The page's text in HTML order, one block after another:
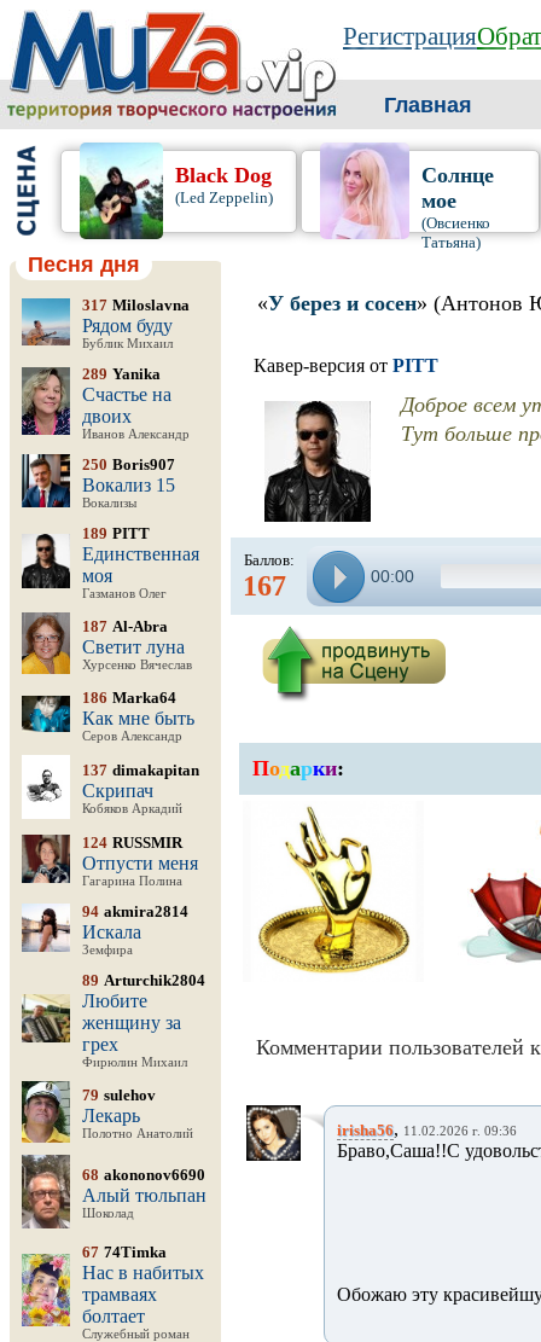
Регистрация
Главная
Black Dog
(Led Zeppelin)
Солнце
мое
(Овсиенко
Татьяна)
Песня дня
317 Miloslavna
Рядом буду
Бублик Михаил
289 Yanika
Счастье на
двоих
Иванов Александр
250 Boris907
Вокализ 15
Вокализы
189 PITT
Единственная
моя
Газманов Олег
187 Al-Abra
Светит луна
Хурсенко Вячеслав
186 Marka64
Как мне быть
Серов Александр
137 dimakapitan
Скрипач
Кобяков Аркадий
124 RUSSMIR
Отпусти меня
Гагарина Полина
94 akmira2814
Искала
Земфира
89 Arturchik2804
Любите
женщину за
грех
Фирюлин Михаил
79 sulehov
Лекарь
Полотно Анатолий
68 akononov6690
Алый тюльпан
Шоколад
67 74Timka
Нас в набитых
трамваях
болтает
Служебный роман
«У берез и сосен» (Антонов
Кавер-версия от PITT
Доброе всем
Тут больше
Баллов:
167 00:00
Подарки:
Комментарии пользователей
irisha56, 11.02.2026 г. 09:36
Браво,Саша!!С
Обожаю эту